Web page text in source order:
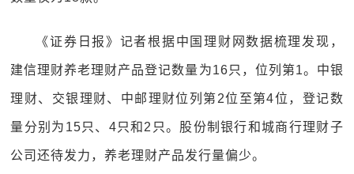
《证券日报》记者根据中国理财网数据梳理发现，
建信理财养老理财产品登记数量为16只，位列第1。中银
理财、交银理财、中邮理财位列第2位至第4位，登记数
量分别为15只、4只和2只。股份制银行和城商行理财子
公司还待发力，养老理财产品发行量偏少。